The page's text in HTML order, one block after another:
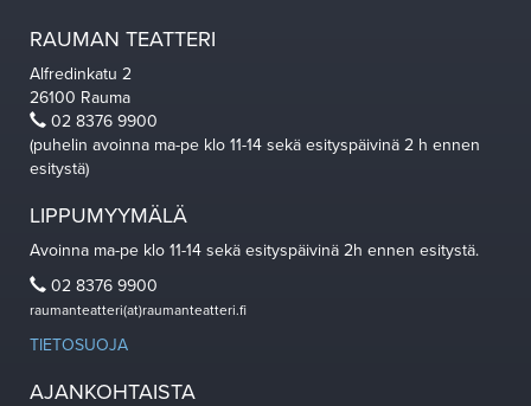
RAUMAN TEATTERI
Alfredinkatu 2
26100 Rauma
02 8376 9900
(puhelin avoinna ma-pe klo 11-14 sekä esityspäivinä 2 h ennen
esitystä)
LIPPUMYYMÄLÄ
Avoinna ma-pe klo 11-14 sekä esityspäivinä 2h ennen esitystä.
02 8376 9900
raumanteatteri(at)raumanteatteri.fi
TIETOSUOJA
AJANKOHTAISTA